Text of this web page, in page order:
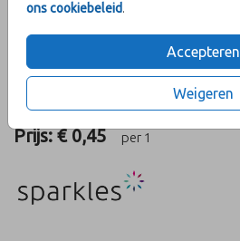
ons cookiebeleid.
Accepteren
Weigeren
OMSCHRIJVING
Prijs:€ 0,45 per 1